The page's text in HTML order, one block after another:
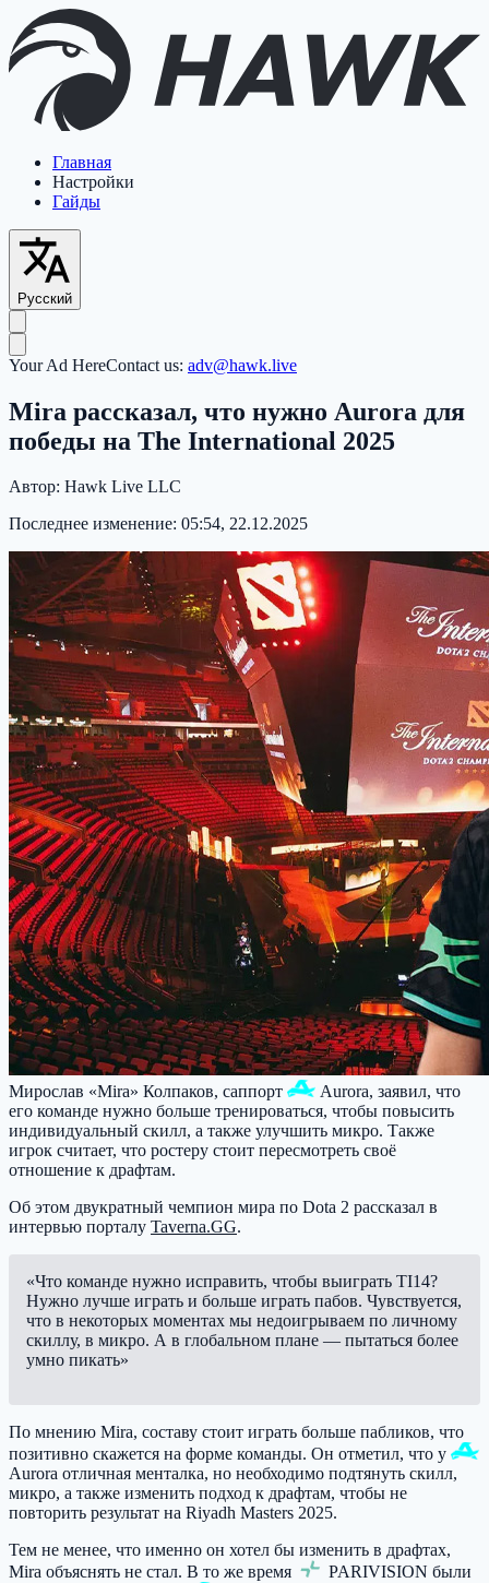
Главная
Настройки
Гайды
Русский
Your Ad HereContact us: adv@hawk.live
Mira рассказал, что нужно Aurora для
победы на The International 2025
Автор: Hawk Live LLC
Последнее изменение: 05:54, 22.12.2025
Мирослав «Mira» Колпаков, саппорт Aurora, заявил, что
его команде нужно больше тренироваться, чтобы повысить
индивидуальный скилл, а также улучшить микро. Также
игрок считает, что ростеру стоит пересмотреть своё
отношение к драфтам.
Об этом двукратный чемпион мира по Dota 2 рассказал в
интервью порталу Taverna.GG.
«Что команде нужно исправить, чтобы выиграть TI14?
Нужно лучше играть и больше играть пабов. Чувствуется,
что в некоторых моментах мы недоигрываем по личному
скиллу, в микро. А в глобальном плане — пытаться более
умно пикать»
По мнению Mira, составу стоит играть больше пабликов, что
позитивно скажется на форме команды. Он отметил, что у
Aurora отличная менталка, но необходимо подтянуть скилл,
микро, а также изменить подход к драфтам, чтобы не
повторить результат на Riyadh Masters 2025.
Тем не менее, что именно он хотел бы изменить в драфтах,
Mira объяснять не стал. В то же время
PARIVISION были